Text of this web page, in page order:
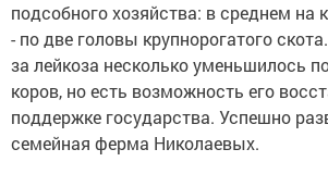
подсобного хозяйства: в среднем на
- по две головы крупнорогатого
за лейкоза несколько уменьшилось
коров, но есть возможность его
поддержке государства. Успешно
семейная ферма Николаевых.